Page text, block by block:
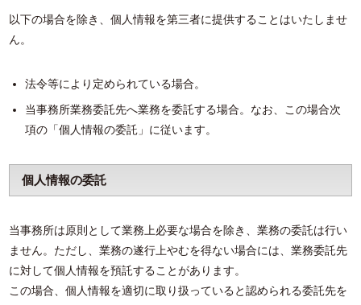
以下の場合を除き、個人情報を第三者に提供することはいたしませ
ん。
法令等により定められている場合。
当事務所業務委託先へ業務を委託する場合。なお、この場合次
項の「個人情報の委託」に従います。
個人情報の委託
当事務所は原則として業務上必要な場合を除き、業務の委託は行い
ません。ただし、業務の遂行上やむを得ない場合には、業務委託先
に対して個人情報を預託することがあります。
この場合、個人情報を適切に取り扱っていると認められる委託先を